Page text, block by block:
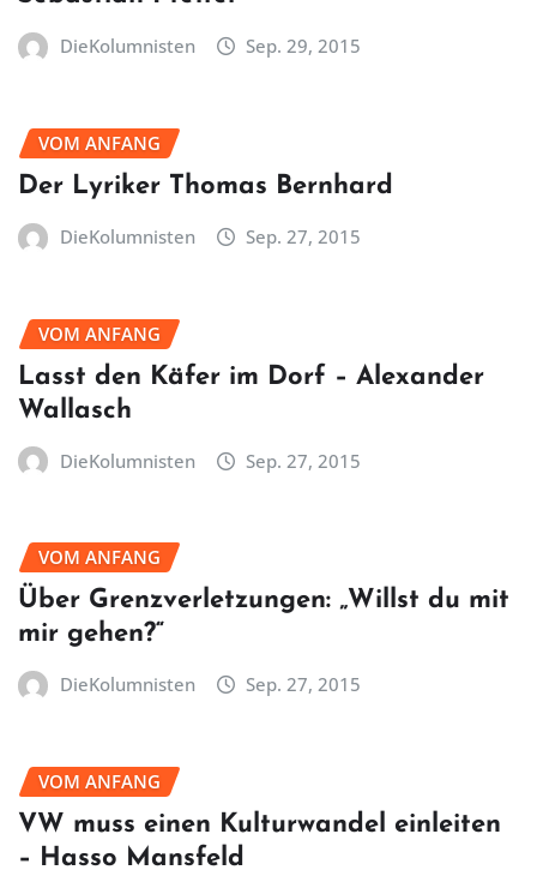
DieKolumnisten Sep. 29, 2015
VOM ANFANG
Der Lyriker Thomas Bernhard
DieKolumnisten Sep. 27, 2015
VOM ANFANG
Lasst den Käfer im Dorf – Alexander
Wallasch
DieKolumnisten Sep. 27, 2015
VOM ANFANG
Über Grenzverletzungen: „Willst du mit
mir gehen?“
DieKolumnisten Sep. 27, 2015
VOM ANFANG
VW muss einen Kulturwandel einleiten
– Hasso Mansfeld